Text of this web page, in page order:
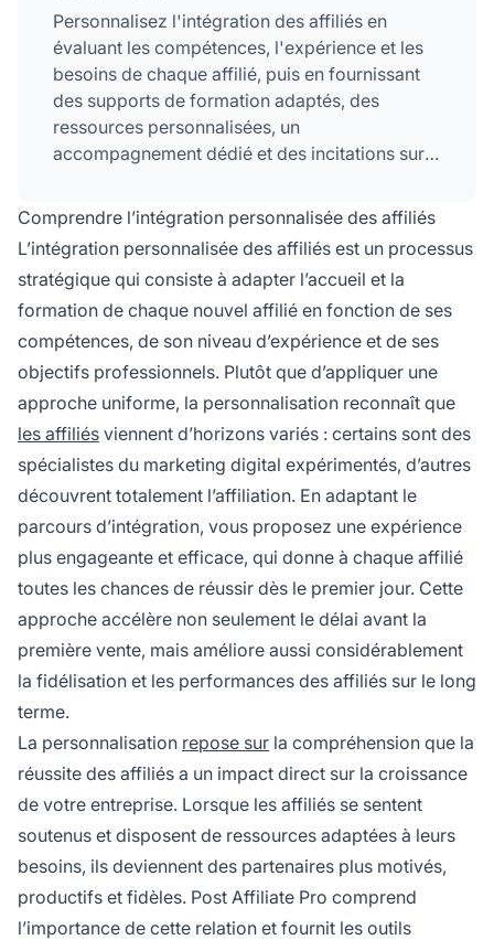
Personnalisez l'intégration des affiliés en
évaluant les compétences, l'expérience et les
besoins de chaque affilié, puis en fournissant
des supports de formation adaptés, des
ressources personnalisées, un
accompagnement dédié et des incitations sur
rythme.
Comprendre l’intégration personnalisée des affiliés
L’intégration personnalisée des affiliés est un processus
stratégique qui consiste à adapter l’accueil et la
formation de chaque nouvel affilié en fonction de ses
compétences, de son niveau d’expérience et de ses
objectifs professionnels. Plutôt que d’appliquer une
approche uniforme, la personnalisation reconnaît que
les affiliés viennent d’horizons variés : certains sont des
spécialistes du marketing digital expérimentés, d’autres
découvrent totalement l’affiliation. En adaptant le
parcours d’intégration, vous proposez une expérience
plus engageante et efficace, qui donne à chaque affilié
toutes les chances de réussir dès le premier jour. Cette
approche accélère non seulement le délai avant la
première vente, mais améliore aussi considérablement
la fidélisation et les performances des affiliés sur le long
terme.
La personnalisation repose sur la compréhension que la
réussite des affiliés a un impact direct sur la croissance
de votre entreprise. Lorsque les affiliés se sentent
soutenus et disposent de ressources adaptées à leurs
besoins, ils deviennent des partenaires plus motivés,
productifs et fidèles. Post Affiliate Pro comprend
l’importance de cette relation et fournit les outils